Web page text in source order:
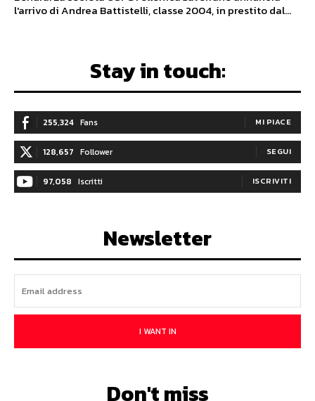
l'arrivo di Andrea Battistelli, classe 2004, in prestito dal...
Stay in touch:
255,324 Fans MI PIACE
128,657 Follower SEGUI
97,058 Iscritti ISCRIVITI
Newsletter
I WANT IN
Don't miss